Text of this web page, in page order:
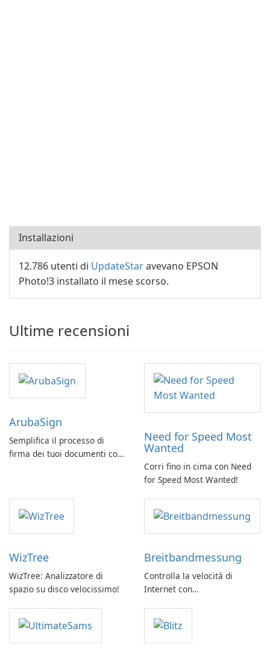
Installazioni
12.786 utenti di UpdateStaravevano EPSON
Photo!3 installato il mese scorso.
Ultime recensioni
ArubaSign
Semplifica il processo di
firma dei tuoi documenti con
Need for Speed Most
Wanted
Corri fino in cima con Need
for Speed Most Wanted!
WizTree
WizTree: Analizzatore di
spazio su disco velocissimo!
Breitbandmessung
Controlla la velocità di
Internet con
GmbH!